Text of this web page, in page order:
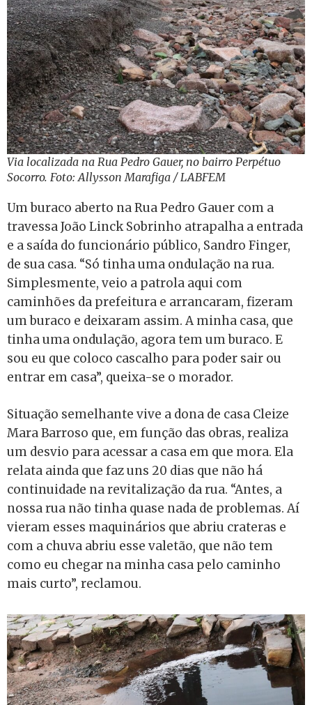
Via localizada na Rua Pedro Gauer, no bairro Perpétuo
Socorro. Foto: Allysson Marafiga / LABFEM
Um buraco aberto na Rua Pedro Gauer com a
travessa João Linck Sobrinho atrapalha a entrada
e a saída do funcionário público, Sandro Finger,
de sua casa. “Só tinha uma ondulação na rua.
Simplesmente, veio a patrola aqui com
caminhões da prefeitura e arrancaram, fizeram
um buraco e deixaram assim. A minha casa, que
tinha uma ondulação, agora tem um buraco. E
sou eu que coloco cascalho para poder sair ou
entrar em casa”, queixa-se o morador.
Situação semelhante vive a dona de casa Cleize
Mara Barroso que, em função das obras, realiza
um desvio para acessar a casa em que mora. Ela
relata ainda que faz uns 20 dias que não há
continuidade na revitalização da rua. “Antes, a
nossa rua não tinha quase nada de problemas. Aí
vieram esses maquinários que abriu crateras e
com a chuva abriu esse valetão, que não tem
como eu chegar na minha casa pelo caminho
mais curto”, reclamou.